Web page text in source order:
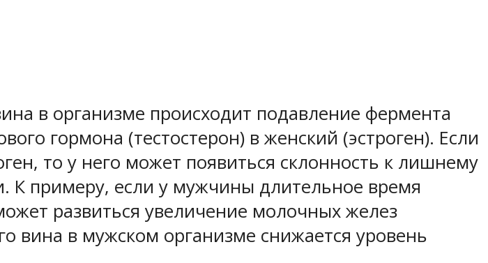
в организме происходит подавление фермента
гормона (тестостерон) в женский (эстроген). Если
то у него может появиться склонность к лишнему
К примеру, если у мужчины длительное время
развиться увеличение молочных желез
вина в мужском организме снижается уровень